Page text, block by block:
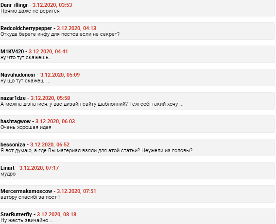
Danr_illingr - 3.12.2020, 03:53
Прямо даже не верится
Redcoldcherrypepper - 3.12.2020, 04:13
Откуда берете инфу для постов если не секрет?
M1KV420 - 3.12.2020, 04:41
ну что тут скажешь…
Navuhudonosr - 3.12.2020, 05:09
ну що тут скажеш ...
nazar1dze - 3.12.2020, 05:58
А можна дізнатися, у вас дизайн сайту шаблонний? Теж собі такий хочу ...
hashtagwow - 3.12.2020, 06:03
Очень хорошая идея
bessoniza - 3.12.2020, 06:52
Я вот думаю, а где Вы материал взяли для этой статьи? Неужели из головы?
Linart - 3.12.2020, 07:17
мудро
Mercermaksmoscow - 3.12.2020, 07:51
автору спасибі за пост !!
StarButterfly - 3.12.2020, 08:18
Ну жесть звичайно ...